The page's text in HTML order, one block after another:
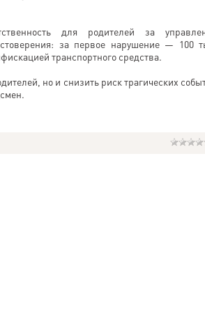
для родителей за
за первое нарушение — 100
транспортного средства.
но и снизить риск трагических